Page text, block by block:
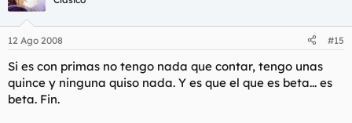
12 Ago 2008 #15
Si es con primas no tengo nada que contar, tengo unas
quince y ninguna quiso nada. Y es que el que es beta... es
beta. Fin.